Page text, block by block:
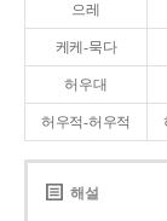
으레
케케-묵다
허우대
허우적-허우적
해설